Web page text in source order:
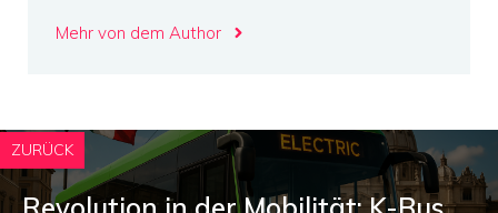
Mehr von dem Author
ZURÜCK